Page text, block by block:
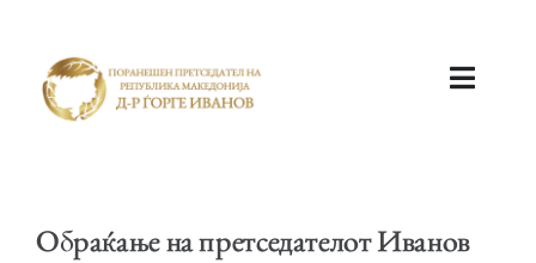
Обраќање на претседателот Иванов